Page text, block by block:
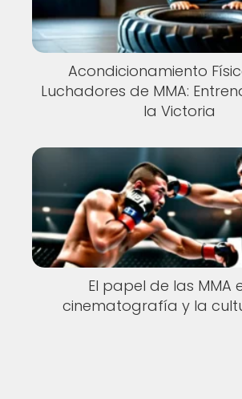
Acondicionamiento
Luchadores de MMA:
la Victoria
El papel de las MMA
cinematografía y la